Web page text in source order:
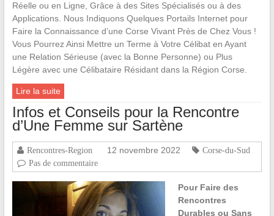
Réelle ou en Ligne, Grâce à des Sites Spécialisés ou à des
Applications. Nous Indiquons Quelques Portails Internet pour
Faire la Connaissance d’une Corse Vivant Près de Chez Vous !
Vous Pourrez Ainsi Mettre un Terme à Votre Célibat en Ayant
une Relation Sérieuse (avec la Bonne Personne) ou Plus
Légère avec une Célibataire Résidant dans la Région Corse.
Lire la suite
Infos et Conseils pour la Rencontre
d’Une Femme sur Sartène
Rencontres-Region 12 novembre 2022
Corse-du-Sud
Pas de commentaire
Pour Faire des
Rencontres
Durables ou Sans